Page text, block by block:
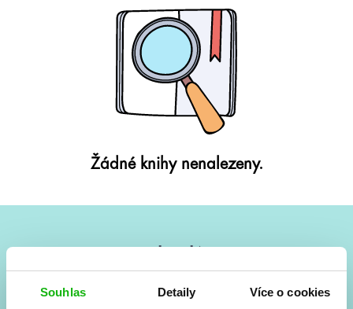
Souhlas Detaily Více o cookies
Žádné knihy nenalezeny.
Vše kolem #youngadult každý měsíc rovnou do mailu!